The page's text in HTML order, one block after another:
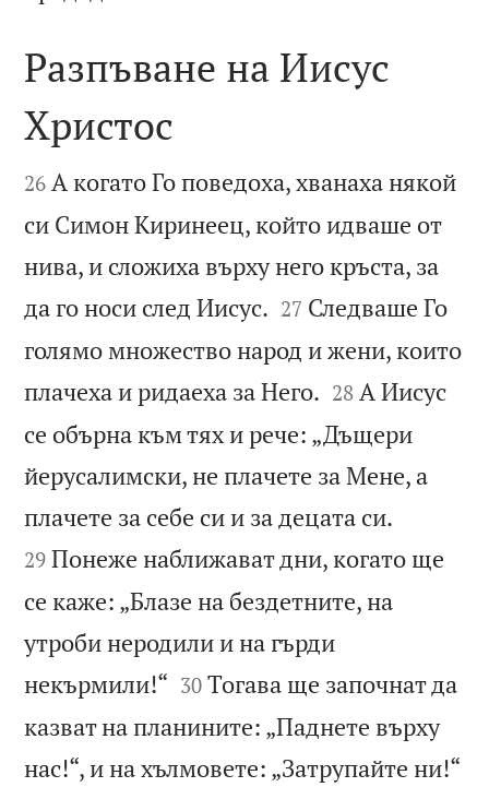

Разпъване на Иисус
Христос

26 А когато Го поведоха, хванаха някой
си Симон Киринеец, който идваше от
нива, и сложиха върху него кръста, за
да го носи след Иисус. 

27 Следваше Го
голямо множество народ и жени, които
плачеха и ридаеха за Него. 

28 А Иисус
се обърна към тях и рече: „Дъщери
йерусалимски, не плачете за Мене, а
плачете за себе си и за децата си.
29 Понеже наближават дни, когато ще
се каже: „Блазе на бездетните, на
утроби неродили и на гърди
некърмили!“ 

30 Тогава ще започнат да
казват на планините: „Паднете върху
нас!“, и на хълмовете: „Затрупайте ни!“